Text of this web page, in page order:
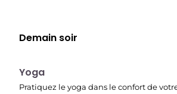
Demain soir
00:15
Yoga
Pratiquez le yoga dans le confort de